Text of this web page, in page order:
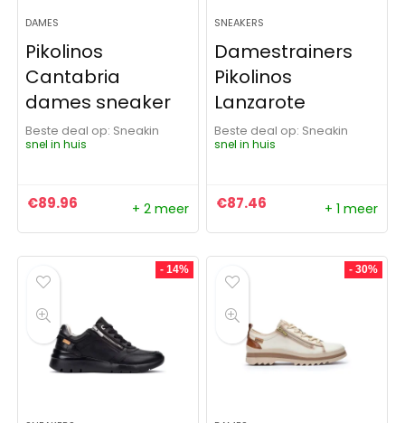
DAMES
Pikolinos
Cantabria
dames sneaker
Beste deal op:
Sneakin
snel in huis
€89.96 + 2 meer
SNEAKERS
Damestrainers
Pikolinos
Lanzarote
Beste deal op:
Sneakin
snel in huis
€87.46 + 1 meer
- 14% - 30%